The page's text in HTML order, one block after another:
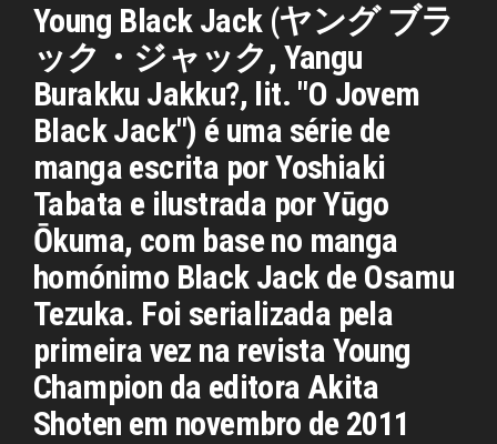
Young Black Jack (ヤング ブラ
ック・ジャック, Yangu
Burakku Jakku?, lit. "O Jovem
Black Jack") é uma série de
manga escrita por Yoshiaki
Tabata e ilustrada por Yūgo
Ōkuma, com base no manga
homónimo Black Jack de Osamu
Tezuka. Foi serializada pela
primeira vez na revista Young
Champion da editora Akita
Shoten em novembro de 2011